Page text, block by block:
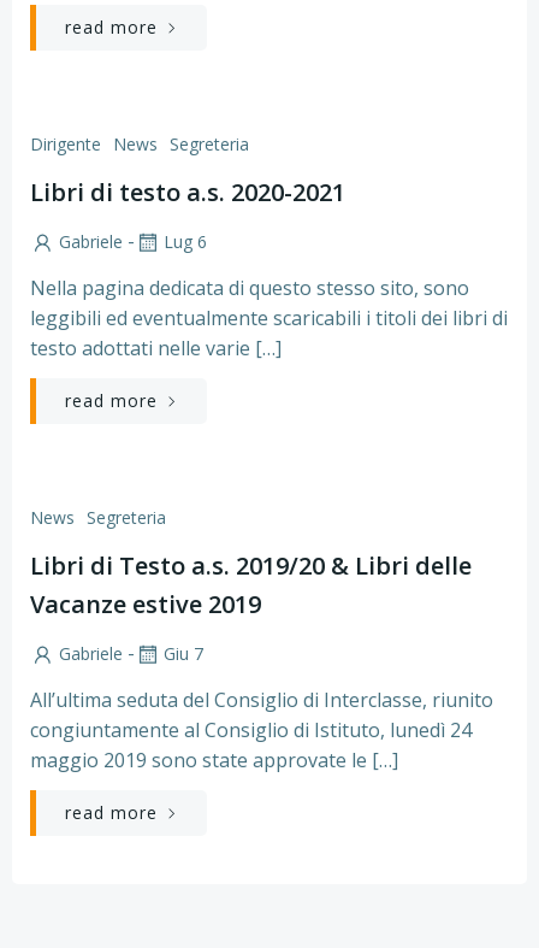
read more
Dirigente News Segreteria
Libri di testo a.s. 2020-2021
Gabriele - Lug 6
Nella pagina dedicata di questo stesso sito, sono
leggibili ed eventualmente scaricabili i titoli dei libri di
testo adottati nelle varie […]
read more
News Segreteria
Libri di Testo a.s. 2019/20 & Libri delle
Vacanze estive 2019
Gabriele - Giu 7
All’ultima seduta del Consiglio di Interclasse, riunito
congiuntamente al Consiglio di Istituto, lunedì 24
maggio 2019 sono state approvate le […]
read more